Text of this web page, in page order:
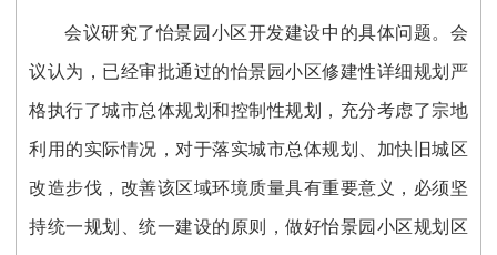
会议研究了怡景园小区开发建设中的具体问题。会
议认为，已经审批通过的怡景园小区修建性详细规划严
格执行了城市总体规划和控制性规划，充分考虑了宗地
利用的实际情况，对于落实城市总体规划、加快旧城区
改造步伐，改善该区域环境质量具有重要意义，必须坚
持统一规划、统一建设的原则，做好怡景园小区规划区